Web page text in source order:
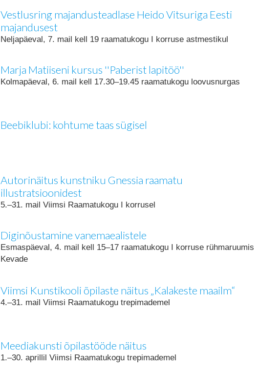
Vestlusring majandusteadlase Heido Vitsuriga Eesti
majandusest
Neljapäeval, 7. mail kell 19 raamatukogu I korruse astmestikul
Marja Matiiseni kursus ''Paberist lapitöö''
Kolmapäeval, 6. mail kell 17.30–19.45 raamatukogu loovusnurgas
Beebiklubi: kohtume taas sügisel
Autorinäitus kunstniku Gnessia raamatu
illustratsioonidest
5.–31. mail Viimsi Raamatukogu I korrusel
Diginõustamine vanemaealistele
Esmaspäeval, 4. mail kell 15–17 raamatukogu I korruse rühmaruumis
Kevade
Viimsi Kunstikooli õpilaste näitus „Kalakeste maailm“
4.–31. mail Viimsi Raamatukogu trepimademel
Meediakunsti õpilastööde näitus
1.–30. aprillil Viimsi Raamatukogu trepimademel